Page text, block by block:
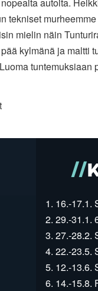
tekniset
mielin näin
kylmänä ja maltti
tuntemuksiaan
1. 16.-17.1.
2. 29.-31.1.
3. 27.-28.2.
4. 22.-23.5.
5. 12.-13.6.
6. 14.-15.8.